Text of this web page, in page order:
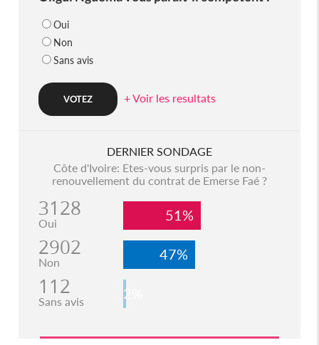
Oui
Non
Sans avis
+ Voir les resultats
DERNIER SONDAGE
Côte d'Ivoire: Etes-vous surpris par le non-
renouvellement du contrat de Emerse Faé ?
3128
Oui 51%
2902
Non 47%
112
Sans avis 2%